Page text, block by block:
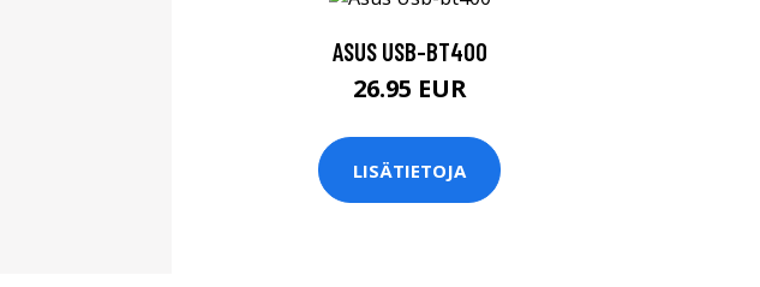
ASUS USB-BT400
26.95 EUR
LISÄTIETOJA